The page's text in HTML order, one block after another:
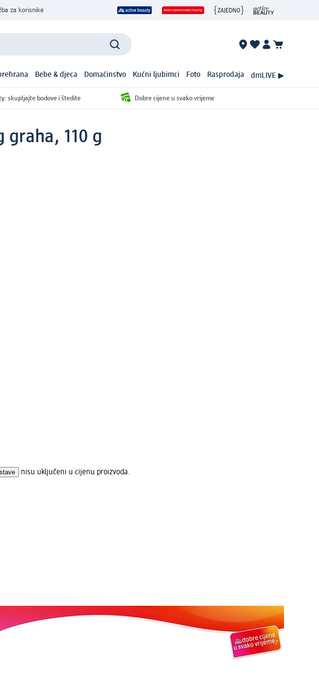
za korisnike
Bebe & djeca Domaćinstvo Kućni ljubimci Foto Rasprodaja dmLIVE ▶
skupljajte bodove i štedite Dobre cijene u svako vrijeme
graha, 110 g
nisu uključeni u cijenu proizvoda.